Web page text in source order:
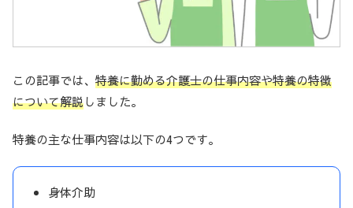
この記事では、 特養に勤める介護士の仕事内容や特養の特徴
について解説しました。
特養の主な仕事内容は以下の4つです。
身体介助